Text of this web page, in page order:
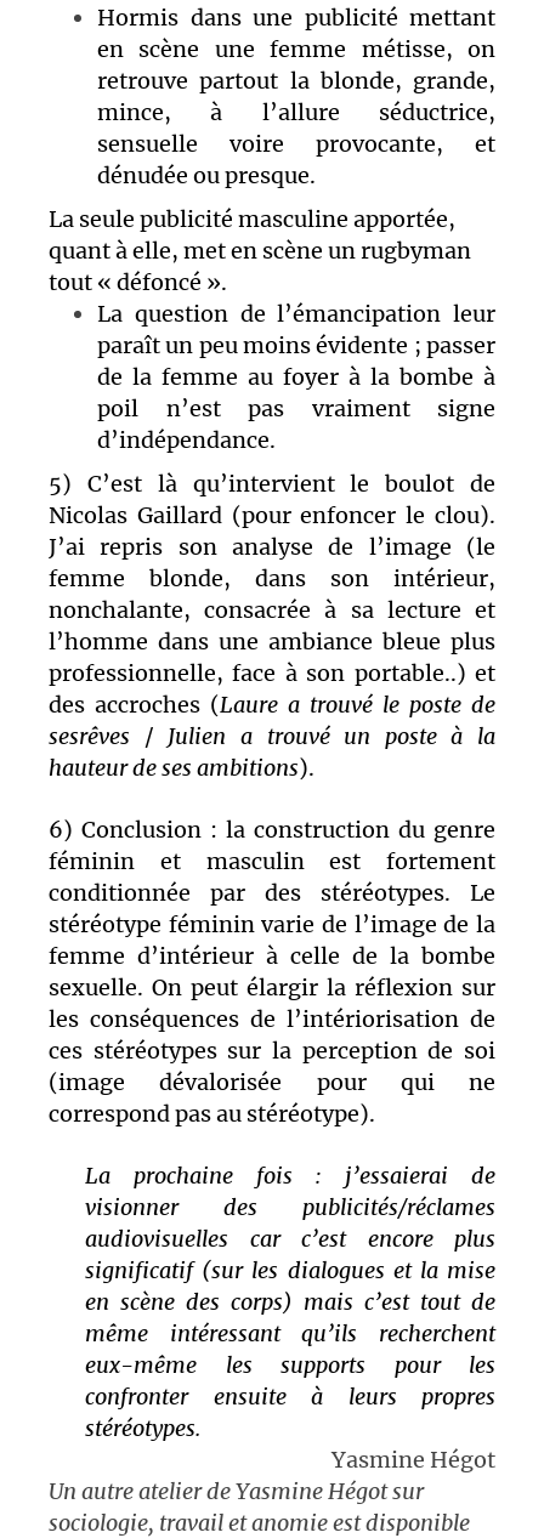
Hormis dans une publicité mettant
en scène une femme métisse, on
retrouve partout la blonde, grande,
mince, à l’allure séductrice,
sensuelle voire provocante, et
dénudée ou presque.
La seule publicité masculine apportée,
quant à elle, met en scène un rugbyman
tout « défoncé ».
La question de l’émancipation leur
paraît un peu moins évidente ; passer
de la femme au foyer à la bombe à
poil n’est pas vraiment signe
d’indépendance.
5) C’est là qu’intervient le boulot de
Nicolas Gaillard (pour enfoncer le clou).
J’ai repris son analyse de l’image (le
femme blonde, dans son intérieur,
nonchalante, consacrée à sa lecture et
l’homme dans une ambiance bleue plus
professionnelle, face à son portable..) et
des accroches (Laure a trouvé le poste de
sesrêves / Julien a trouvé un poste à la
hauteur de ses ambitions).
6) Conclusion : la construction du genre
féminin et masculin est fortement
conditionnée par des stéréotypes. Le
stéréotype féminin varie de l’image de la
femme d’intérieur à celle de la bombe
sexuelle. On peut élargir la réflexion sur
les conséquences de l’intériorisation de
ces stéréotypes sur la perception de soi
(image dévalorisée pour qui ne
correspond pas au stéréotype).
La prochaine fois : j’essaierai de
visionner des publicités/réclames
audiovisuelles car c’est encore plus
significatif (sur les dialogues et la mise
en scène des corps) mais c’est tout de
même intéressant qu’ils recherchent
eux-même les supports pour les
confronter ensuite à leurs propres
stéréotypes.
Yasmine Hégot
Un autre atelier de Yasmine Hégot sur
sociologie, travail et anomie est disponible